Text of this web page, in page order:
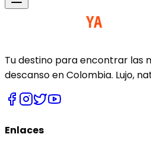
Tu destino para encontrar las
descanso en Colombia. Lujo,
Enlaces